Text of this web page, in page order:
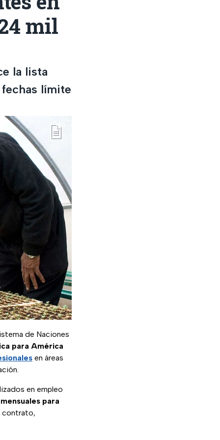
mil
la lista
límite
de Naciones
para América
en áreas
en empleo
para
contrato,